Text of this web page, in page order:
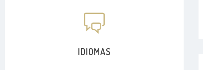
IDIOMAS